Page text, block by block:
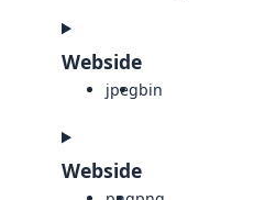
Webside
jpegbin
Webside